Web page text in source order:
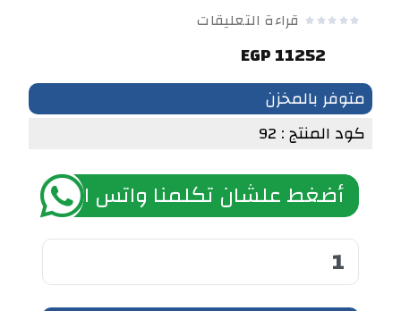
قراءة التعليقات
11252 EGP
متوفر بالمخزن
كود المنتج : 92
أضغط علشان تكلمنا واتس اب